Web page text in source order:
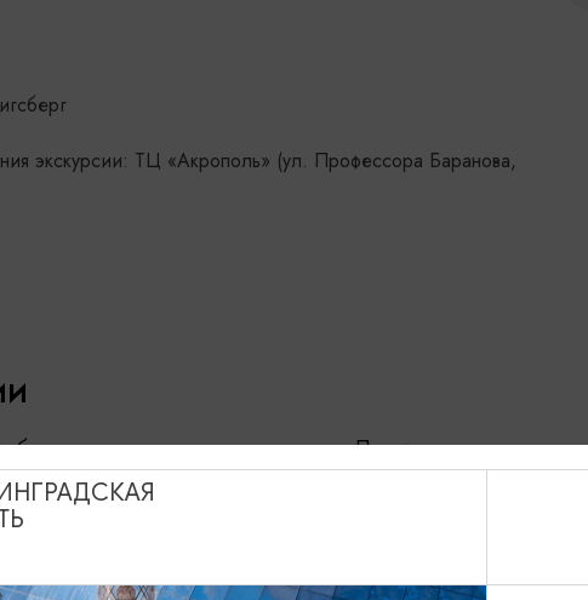
экскурсии: ТЦ «Акрополь» (ул. Профессора Баранова,
называют городом-крепостью. Почти с самого
фортификационно-оборонительную структуру. На
Европе Кенигсберг реагировал
и обновляя оборону города. Многие из
до наших дней, и у Вас будет возможность
старого города.